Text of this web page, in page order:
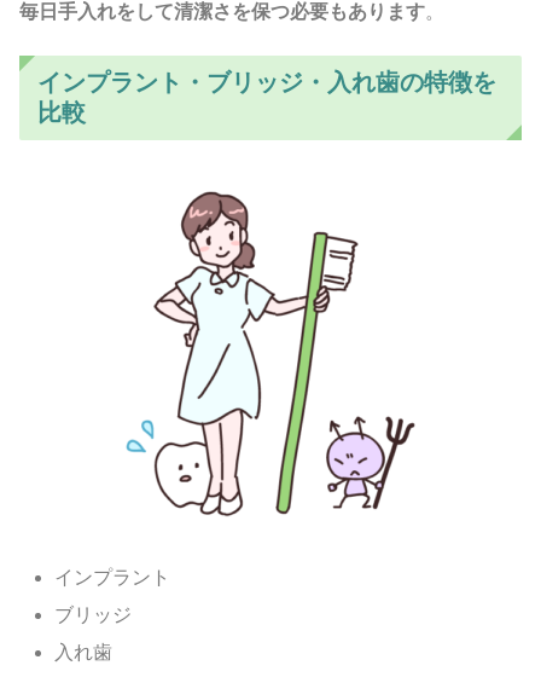
毎日手入れをして清潔さを保つ必要もあります。
インプラント・ブリッジ・入れ歯の特徴を
比較
インプラント
ブリッジ
入れ歯